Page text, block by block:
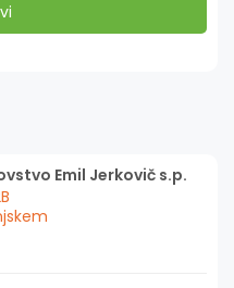
Emil Jerkovič s.p.